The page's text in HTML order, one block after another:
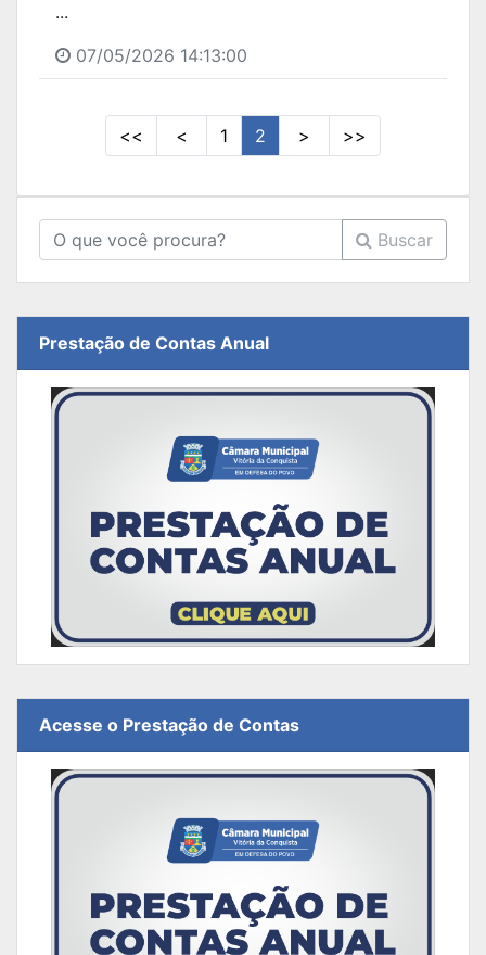
...
07/05/2026 14:13:00
<< < 1 2 > >>
Buscar
Prestação de Contas Anual
Acesse o Prestação de Contas